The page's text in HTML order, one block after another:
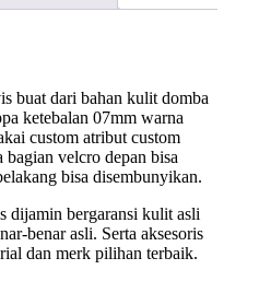
buat dari bahan kulit domba
ketebalan 07mm warna
custom atribut custom
bagian velcro depan bisa
bisa disembunyikan.
dijamin bergaransi kulit asli
benar asli. Serta aksesoris
dan merk pilihan terbaik.